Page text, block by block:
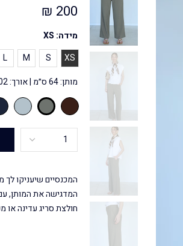
200 ₪
מידה: XS
XS
S
M
L
מותן: 64 ס״מ | אורך: 102 ס״מ | היקף ירך: 52 ס״מ
המכנסיים שיעניקו לך
המדגישה את המותן,
חולצת סריג עדינה או